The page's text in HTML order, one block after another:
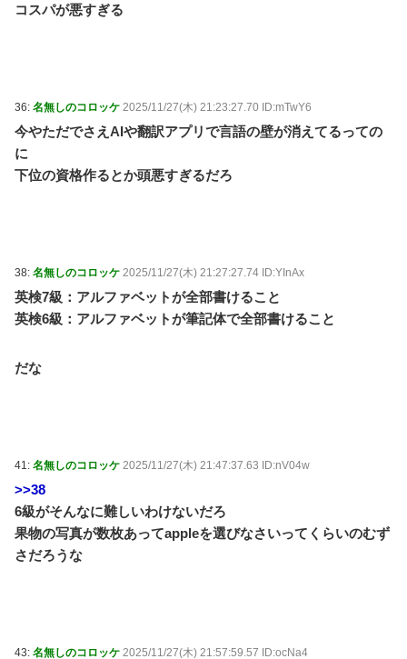
コスパが悪すぎる
36: 名無しのコロッケ 2025/11/27(木) 21:23:27.70 ID:mTwY6
今やただでさえAIや翻訳アプリで言語の壁が消えてるっての
に
下位の資格作るとか頭悪すぎるだろ
38: 名無しのコロッケ 2025/11/27(木) 21:27:27.74 ID:YInAx
英検7級：アルファベットが全部書けること
英検6級：アルファベットが筆記体で全部書けること
だな
41: 名無しのコロッケ 2025/11/27(木) 21:47:37.63 ID:nV04w
>>38
6級がそんなに難しいわけないだろ
果物の写真が数枚あってappleを選びなさいってくらいのむず
さだろうな
43: 名無しのコロッケ 2025/11/27(木) 21:57:59.57 ID:ocNa4